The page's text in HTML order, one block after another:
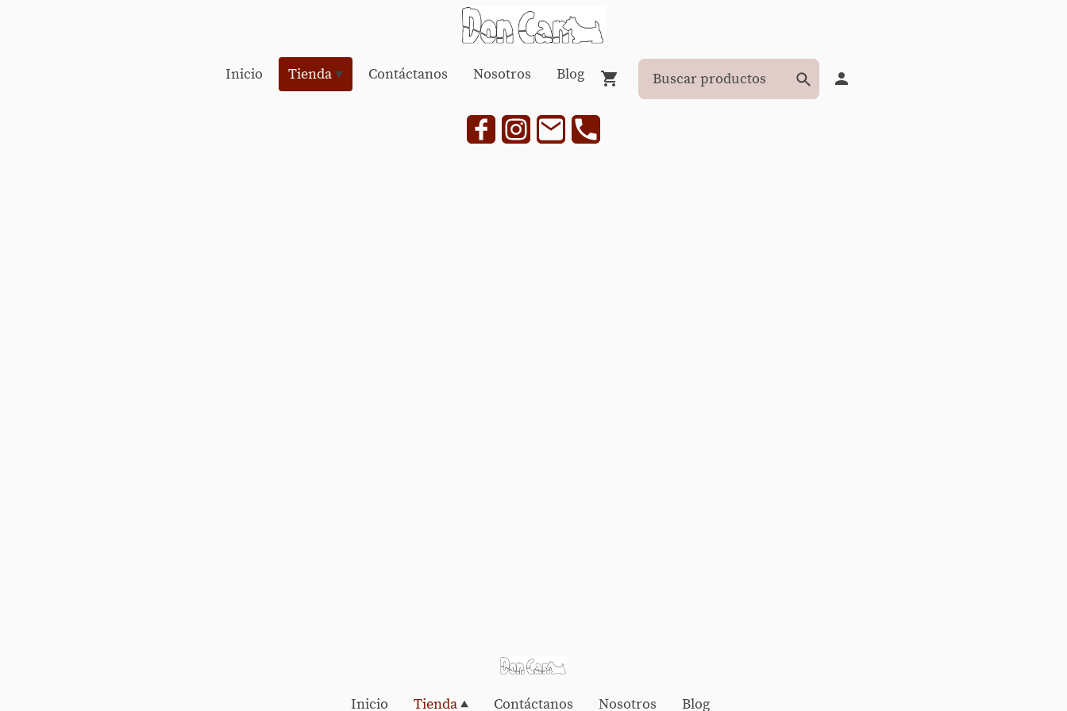
Inicio Tienda Contáctanos Nosotros Blog
Inicio Tienda Contáctanos Nosotros Blog